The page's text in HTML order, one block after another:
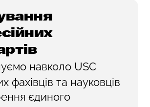
навколо USC
фахівців та науковців
єдиного